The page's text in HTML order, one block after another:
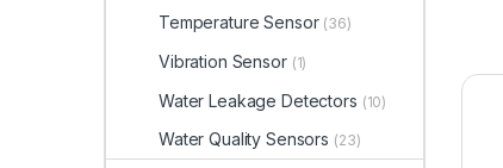
Temperature Sensor (36)
Vibration Sensor (1)
Water Leakage Detectors (10)
Water Quality Sensors (23)